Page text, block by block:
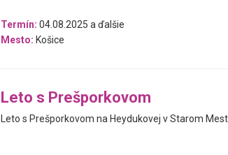
Termín: 04.08.2025 a ďalšie
Mesto: Košice
Leto s Prešporkovom
Leto s Prešporkovom na Heydukovej v Starom